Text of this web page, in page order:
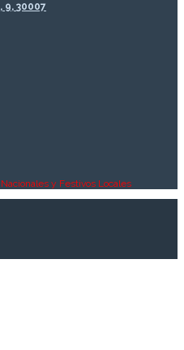
30007
y Festivos Locales